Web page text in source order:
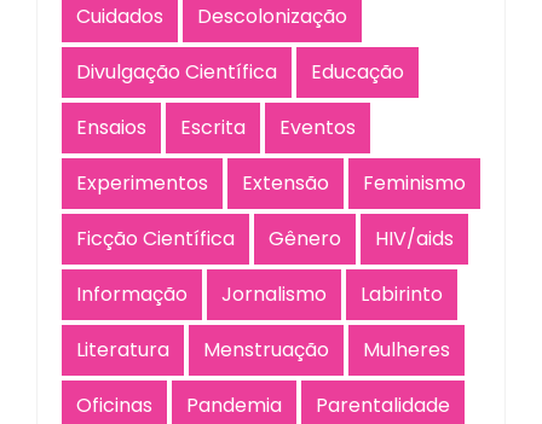
Cuidados
Descolonização
Divulgação Científica
Educação
Ensaios
Escrita
Eventos
Experimentos
Extensão
Feminismo
Ficção Científica
Gênero
HIV/aids
Informação
Jornalismo
Labirinto
Literatura
Menstruação
Mulheres
Oficinas
Pandemia
Parentalidade